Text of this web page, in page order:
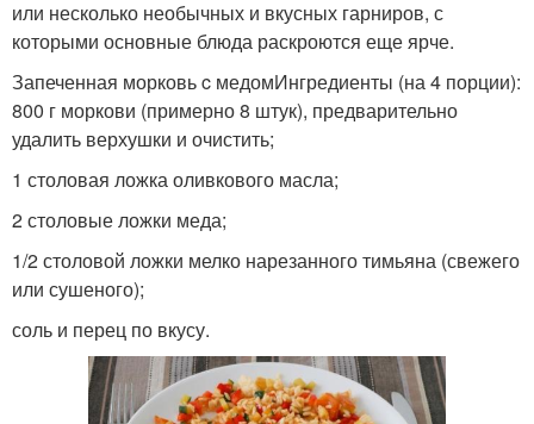
или несколько необычных и вкусных гарниров, с
которыми основные блюда раскроются еще ярче.
Запеченная морковь c медомИнгредиенты (на 4 порции):
800 г моркови (примерно 8 штук), предварительно
удалить верхушки и очистить;
1 столовая ложка оливкового масла;
2 столовые ложки меда;
1/2 столовой ложки мелко нарезанного тимьяна (свежего
или сушеного);
соль и перец по вкусу.